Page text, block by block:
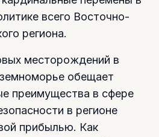
всего Восточно-
региона.
месторождений в
обещает
преимущества в сфере
в регионе
прибылью. Как